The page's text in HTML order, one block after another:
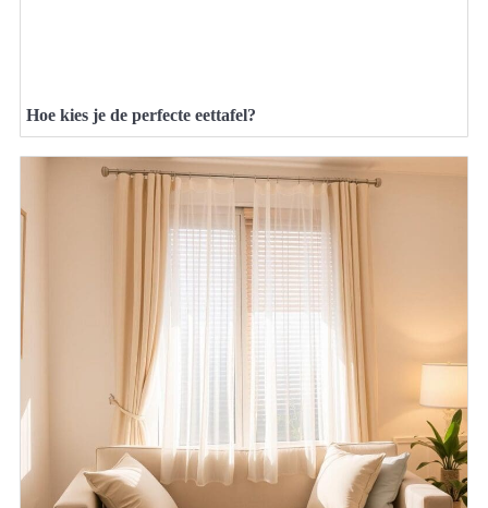
Hoe kies je de perfecte eettafel?